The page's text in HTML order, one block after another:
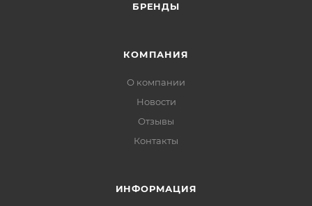
БРЕНДЫ
КОМПАНИЯ
О компании
Новости
Отзывы
Контакты
ИНФОРМАЦИЯ